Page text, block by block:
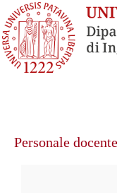
contenuto
Personale docente